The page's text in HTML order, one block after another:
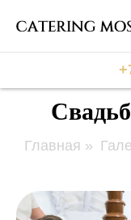
Главная »